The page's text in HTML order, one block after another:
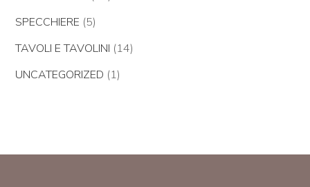
SPECCHIERE (5)
TAVOLI E TAVOLINI (14)
UNCATEGORIZED (1)